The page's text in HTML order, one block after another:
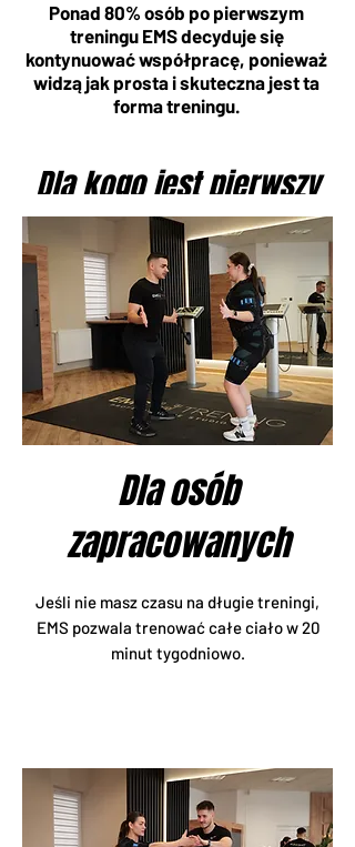
Ponad 80% osób po pierwszym
treningu EMS decyduje się
kontynuować współpracę, ponieważ
widzą jak prosta i skuteczna jest ta
forma treningu.
Dla kogo jest pierwszy
trening EMS?
Dla osób
zapracowanych
Jeśli nie masz czasu na długie treningi,
EMS pozwala trenować całe ciało w 20
minut tygodniowo.